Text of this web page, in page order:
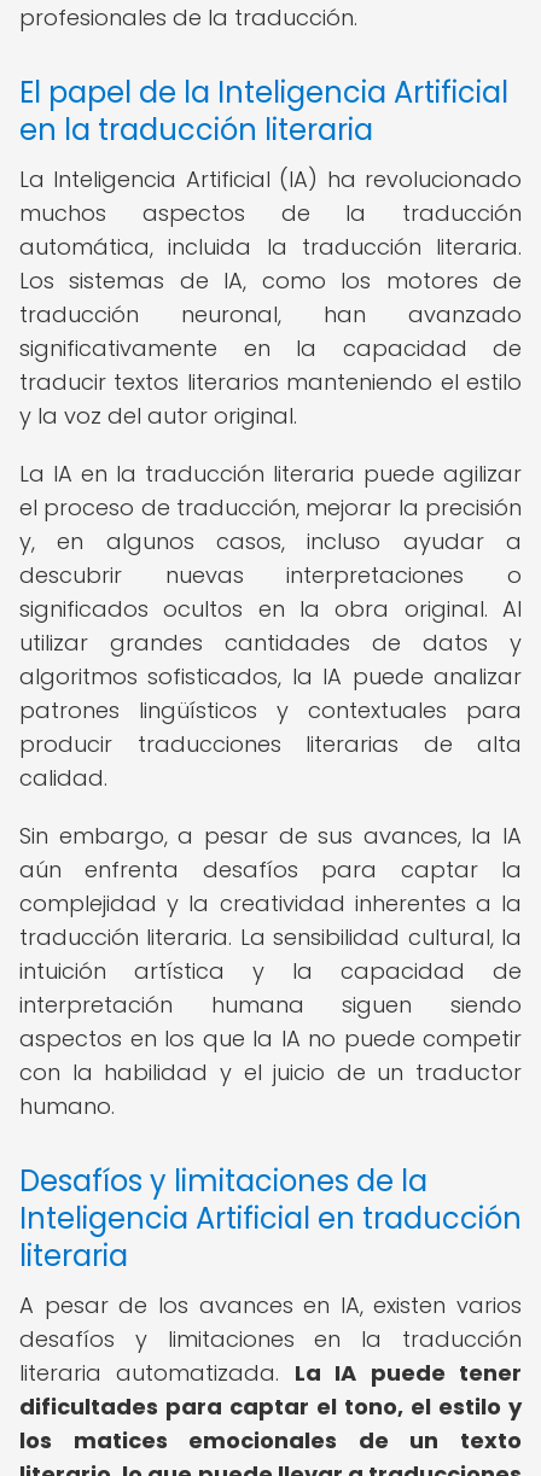
profesionales de la traducción.
El papel de la Inteligencia Artificial
en la traducción literaria
La Inteligencia Artificial (IA) ha revolucionado
muchos aspectos de la traducción
automática, incluida la traducción literaria.
Los sistemas de IA, como los motores de
traducción neuronal, han avanzado
significativamente en la capacidad de
traducir textos literarios manteniendo el estilo
y la voz del autor original.
La IA en la traducción literaria puede agilizar
el proceso de traducción, mejorar la precisión
y, en algunos casos, incluso ayudar a
descubrir nuevas interpretaciones o
significados ocultos en la obra original. Al
utilizar grandes cantidades de datos y
algoritmos sofisticados, la IA puede analizar
patrones lingüísticos y contextuales para
producir traducciones literarias de alta
calidad.
Sin embargo, a pesar de sus avances, la IA
aún enfrenta desafíos para captar la
complejidad y la creatividad inherentes a la
traducción literaria. La sensibilidad cultural, la
intuición artística y la capacidad de
interpretación humana siguen siendo
aspectos en los que la IA no puede competir
con la habilidad y el juicio de un traductor
humano.
Desafíos y limitaciones de la
Inteligencia Artificial en traducción
literaria
A pesar de los avances en IA, existen varios
desafíos y limitaciones en la traducción
literaria automatizada. La IA puede tener
dificultades para captar el tono, el estilo y
los matices emocionales de un texto